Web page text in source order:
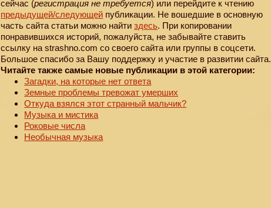
сейчас (регистрация не требуется) или перейдите к чтению
предыдущей/следующей публикации. Не вошедшие в основную
часть сайта статьи можно найтиздесь. При копировании
понравившихся историй, пожалуйста, не забывайте ставить
ссылку на strashno.com со своего сайта или группы в соцсети.
Большое спасибо за Вашу поддержку и участие в развитии сайта.
Читайте также самые новые публикации в этой категории:
Загадки, на которые нет ответа
Земные проблемы тревожат умерших
Откуда взялся этот странный мальчик?
Музыка и мистика
Роковые числа
Необычная музыка